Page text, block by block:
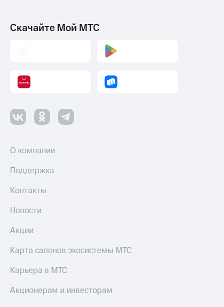
Скачайте Мой МТС
О компании
Поддержка
Контакты
Новости
Акции
Карта салонов экосистемы МТС
Карьера в МТС
Акционерам и инвесторам